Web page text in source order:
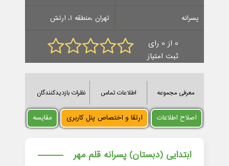
پسرانه تهران ،منطقه 1، ارتش
0 از 0 رای
ثبت امتیاز
معرفی مجموعه اطلاعات تماس نظرات بازدیدکنندگان
اصلاح اطلاعات ارتقا و اختصاص پنل کاربری مقایسه
ابتدایی (دبستان) پسرانه قلم مهر